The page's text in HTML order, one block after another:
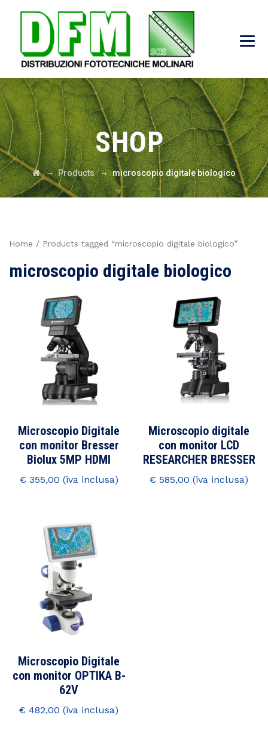
SHOP
→Products→microscopio digitale biologico
Home / Products tagged “microscopio digitale biologico”
microscopio digitale biologico
Microscopio Digitale
con monitor Bresser
Biolux 5MP HDMI
€ 355,00
Microscopio digitale
con monitor LCD
RESEARCHER BRESSER
€ 585,00
Microscopio Digitale
con monitor OPTIKA B-
62V
€ 482,00